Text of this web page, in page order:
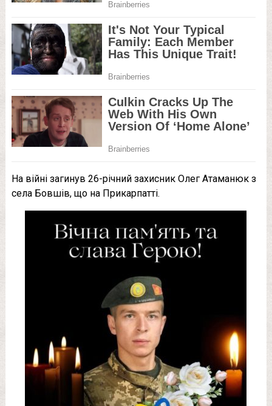
На війні загинув 26-річний захисник Олег Атаманюк з
села Бовшів, що на Прикарпатті.